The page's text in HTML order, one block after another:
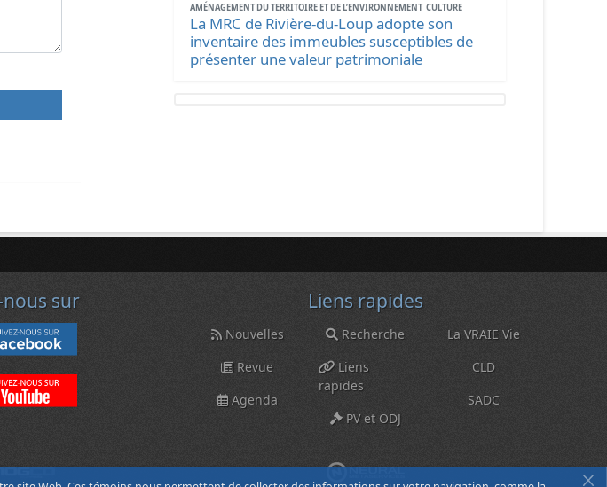
AMÉNAGEMENT DU TERRITOIRE ET DE L’ENVIRONNEMENT CULTURE
La MRC de Rivière-du-Loup adopte son
inventaire des immeubles susceptibles de
présenter une valeur patrimoniale
nous sur Liens rapides
Nouvelles
Revue
Agenda
Recherche
Liens
rapides
PV et ODJ
La VRAIE Vie
CLD
SADC